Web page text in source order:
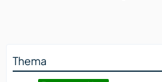
Thema